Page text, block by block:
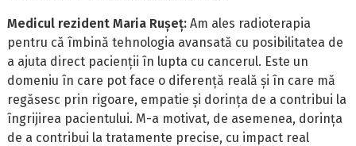
Medicul rezident Maria Rușeț: Am ales radioterapia
pentru că îmbină tehnologia avansată cu posibilitatea de
a ajuta direct pacienții în lupta cu cancerul. Este un
domeniu în care pot face o diferență reală și în care mă
regăsesc prin rigoare, empatie și dorința de a contribui la
îngrijirea pacientului. M-a motivat, de asemenea, dorința
de a contribui la tratamente precise, cu impact real